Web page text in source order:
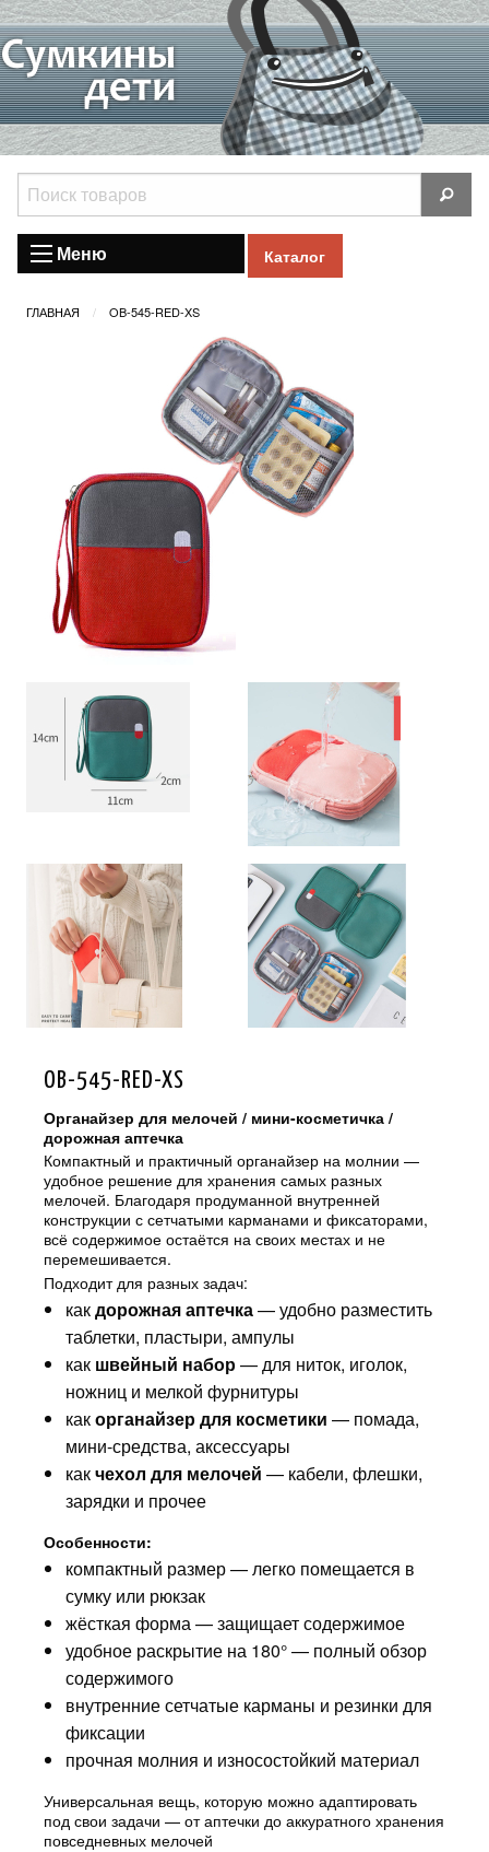
Меню Каталог
ГЛАВНАЯ OB-545-RED-XS
OB-545-RED-XS
Органайзер для мелочей / мини-косметичка /
дорожная аптечка
Компактный и практичный органайзер на молнии —
удобное решение для хранения самых разных
мелочей. Благодаря продуманной внутренней
конструкции с сетчатыми карманами и фиксаторами,
всё содержимое остаётся на своих местах и не
перемешивается.
Подходит для разных задач:
какдорожная аптечка— удобно разместить
таблетки, пластыри, ампулы
как швейный набор— для ниток, иголок,
ножниц и мелкой фурнитуры
какорганайзер для косметики — помада,
мини-средства, аксессуары
какчехол для мелочей — кабели, флешки,
зарядки и прочее
Особенности:
компактный размер — легко помещается в
сумку или рюкзак
жёсткая форма — защищает содержимое
удобное раскрытие на 180° — полный обзор
содержимого
внутренние сетчатые карманы и резинки для
фиксации
прочная молния и износостойкий материал
Универсальная вещь, которую можно адаптировать
под свои задачи — от аптечки до аккуратного хранения
повседневных мелочей